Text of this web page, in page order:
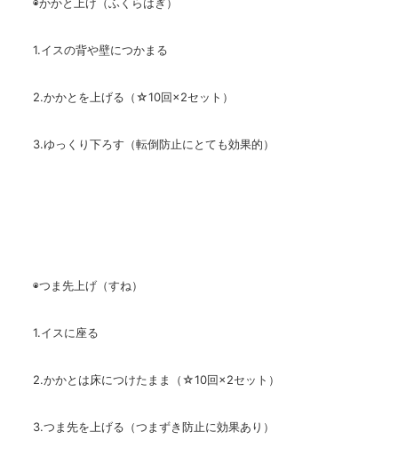
1.イスの背や壁につかまる
2.かかとを上げる（☆10回×2セット）
3.ゆっくり下ろす（転倒防止にとても効果的）
◉つま先上げ（すね）
1.イスに座る
2.かかとは床につけたまま（☆10回×2セット）
3.つま先を上げる（つまずき防止に効果あり）